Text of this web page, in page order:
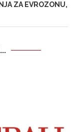
ZA EVROZONU,